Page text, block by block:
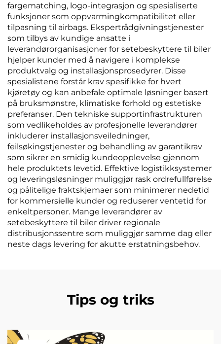
fargematching, logo-integrasjon og spesialiserte
funksjoner som oppvarmingkompatibilitet eller
tilpasning til airbags. Ekspertrådgivningstjenester
som tilbys av kundige ansatte i
leverandørorganisasjoner for setebeskyttere til biler
hjelper kunder med å navigere i komplekse
produktvalg og installasjonsprosedyrer. Disse
spesialistene forstår krav spesifikke for hvert
kjøretøy og kan anbefale optimale løsninger basert
på bruksmønstre, klimatiske forhold og estetiske
preferanser. Den tekniske supportinfrastrukturen
som vedlikeholdes av profesjonelle leverandører
inkluderer installasjonsveiledninger,
feilsøkingstjenester og behandling av garantikrav
som sikrer en smidig kundeopplevelse gjennom
hele produktets levetid. Effektive logistikksystemer
og leveringsløsninger muliggjør rask ordrefullførelse
og pålitelige fraktskjemaer som minimerer nedetid
for kommersielle kunder og reduserer ventetid for
enkeltpersoner. Mange leverandører av
setebeskyttere til biler driver regionale
distribusjonssentre som muliggjør samme dag eller
neste dags levering for akutte erstatningsbehov.
Tips og triks